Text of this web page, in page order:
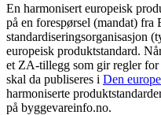
En harmonisert europeisk
på en forespørsel (mandat)
standardiseringsorganisasjon
europeisk produktstandard.
et ZA-tillegg som gir regler
skal da publiseres i Den
harmoniserte
på byggevareinfo.no.